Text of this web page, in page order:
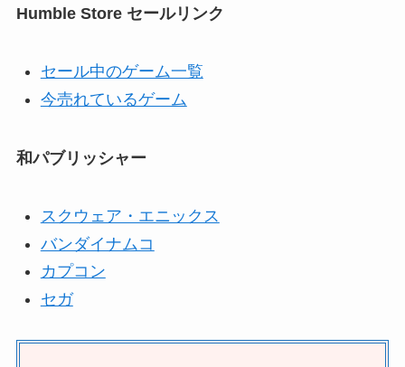
Humble Store セールリンク
セール中のゲーム一覧
今売れているゲーム
和パブリッシャー
スクウェア・エニックス
バンダイナムコ
カプコン
セガ